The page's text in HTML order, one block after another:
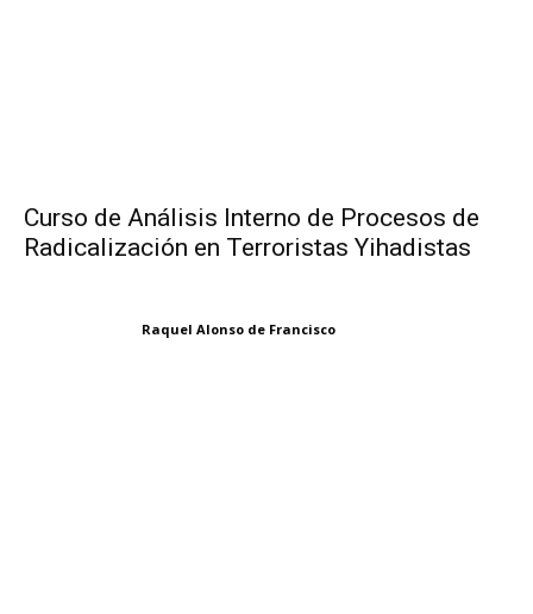
Curso de Análisis Interno de Procesos de
Radicalización en Terroristas Yihadistas
Raquel Alonso de Francisco